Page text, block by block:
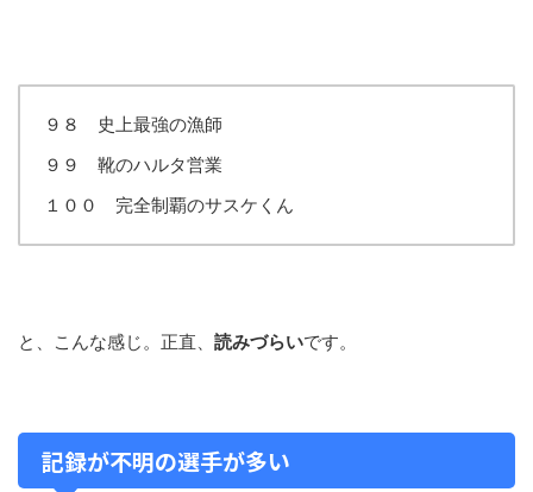
９８ 史上最強の漁師
９９ 靴のハルタ営業
１００ 完全制覇のサスケくん
と、こんな感じ。正直、 読みづらいです。
記録が不明の選手が多い